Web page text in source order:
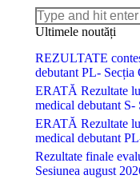
Ultimele noutăți
REZULTATE
debutant PL-
ERATĂ Rezultate
medical debutant
ERATĂ Rezultate
medical debutant
Rezultate finale
Sesiunea august